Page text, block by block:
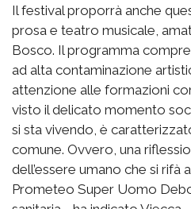
Il festival proporrà anche
prosa e teatro musicale,
Bosco. Il programma
ad alta contaminazione
attenzione alle formazioni
visto il delicato momento
si sta vivendo, è
comune. Ovvero, una
dell’essere umano che si rifà
Prometeo Super Uomo